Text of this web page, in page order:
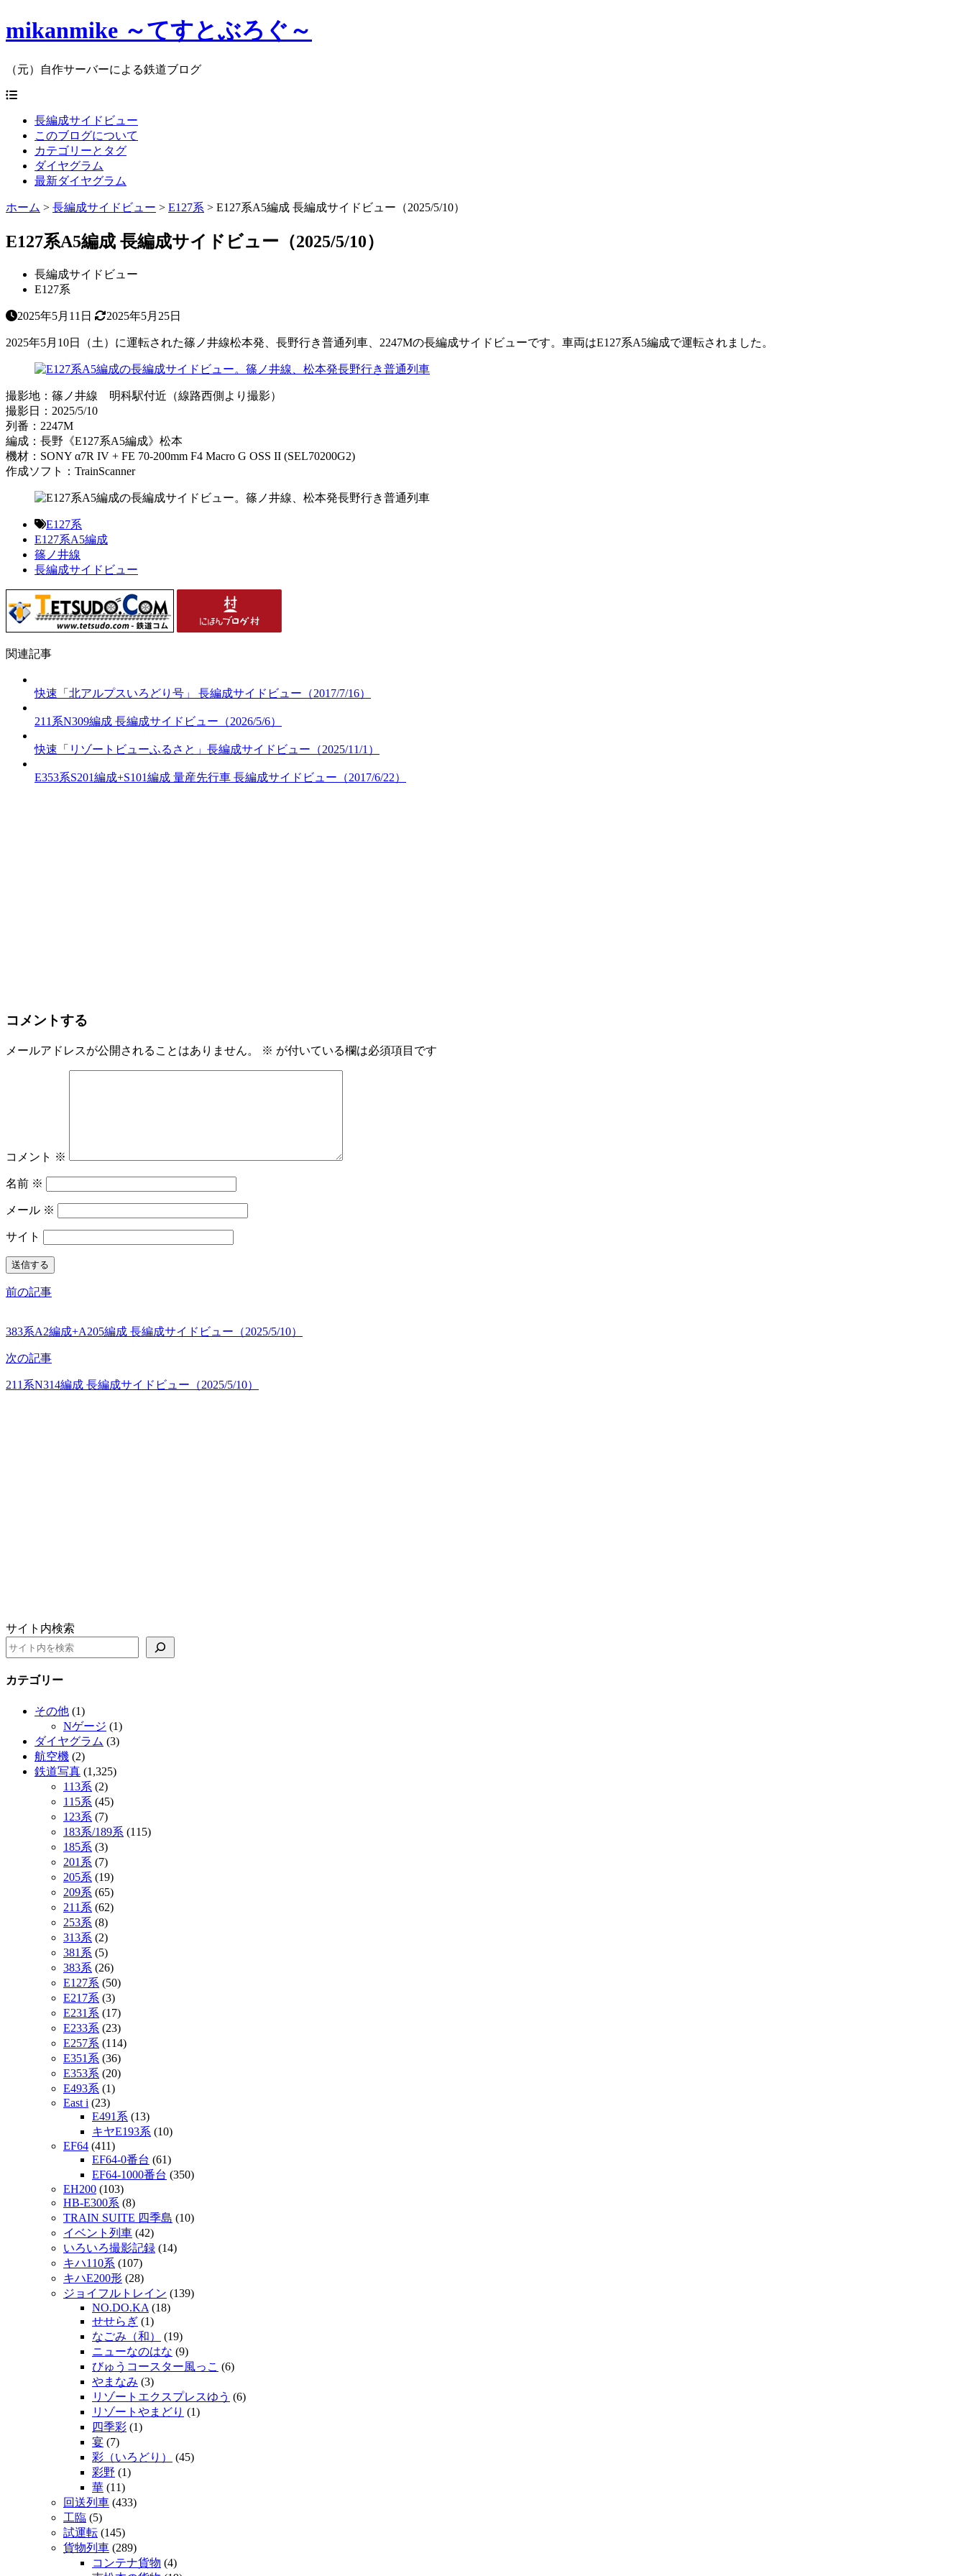
mikanmike ～てすとぶろぐ～
（元）自作サーバーによる鉄道ブログ
長編成サイドビュー
このブログについて
カテゴリーとタグ
ダイヤグラム
最新ダイヤグラム
ホーム > 長編成サイドビュー > E127系 > E127系A5編成 長編成サイドビュー（2025/5/10）
E127系A5編成 長編成サイドビュー（2025/5/10）
長編成サイドビュー
E127系
2025年5月11日 2025年5月25日
2025年5月10日（土）に運転された篠ノ井線松本発、長野行き普通列車、2247Mの長編成サイドビューです。車両はE127系A5編成で運転されました。
撮影地：篠ノ井線 明科駅付近（線路西側より撮影）
撮影日：2025/5/10
列番：2247M
編成：長野《E127系A5編成》松本
機材：SONY α7R IV + FE 70-200mm F4 Macro G OSS II (SEL70200G2)
作成ソフト：TrainScanner
E127系
E127系A5編成
篠ノ井線
長編成サイドビュー
関連記事
快速「北アルプスいろどり号」 長編成サイドビュー（2017/7/16）
211系N309編成 長編成サイドビュー（2026/5/6）
快速「リゾートビューふるさと」長編成サイドビュー（2025/11/1）
E353系S201編成+S101編成 量産先行車 長編成サイドビュー（2017/6/22）
コメントする
メールアドレスが公開されることはありません。 ※ が付いている欄は必須項目です
コメント ※
名前 ※
メール ※
サイト
前の記事
383系A2編成+A205編成 長編成サイドビュー（2025/5/10）
次の記事
211系N314編成 長編成サイドビュー（2025/5/10）
サイト内検索
カテゴリー
その他 (1)
Nゲージ (1)
ダイヤグラム (3)
航空機 (2)
鉄道写真 (1,325)
113系 (2)
115系 (45)
123系 (7)
183系/189系 (115)
185系 (3)
201系 (7)
205系 (19)
209系 (65)
211系 (62)
253系 (8)
313系 (2)
381系 (5)
383系 (26)
E127系 (50)
E217系 (3)
E231系 (17)
E233系 (23)
E257系 (114)
E351系 (36)
E353系 (20)
E493系 (1)
East i (23)
E491系 (13)
キヤE193系 (10)
EF64 (411)
EF64-0番台 (61)
EF64-1000番台 (350)
EH200 (103)
HB-E300系 (8)
TRAIN SUITE 四季島 (10)
イベント列車 (42)
いろいろ撮影記録 (14)
キハ110系 (107)
キハE200形 (28)
ジョイフルトレイン (139)
NO.DO.KA (18)
せせらぎ (1)
なごみ（和）
(19)
ニューなのはな (9)
びゅうコースター風っこ (6)
やまなみ (3)
リゾートエクスプレスゆう (6)
リゾートやまどり (1)
四季彩 (1)
宴 (7)
彩（いろどり）
(45)
彩野 (1)
華 (11)
回送列車 (433)
工臨 (5)
試運転 (145)
貨物列車 (289)
コンテナ貨物 (4)